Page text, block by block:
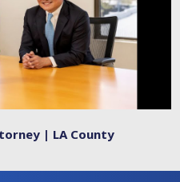
| LA County